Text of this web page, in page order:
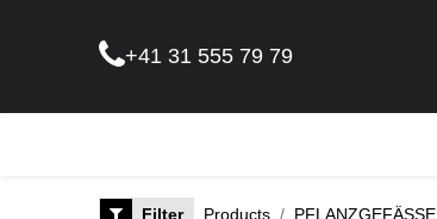
+41 31 555 79 79
Filter Products PFLANZGEFÄSSE